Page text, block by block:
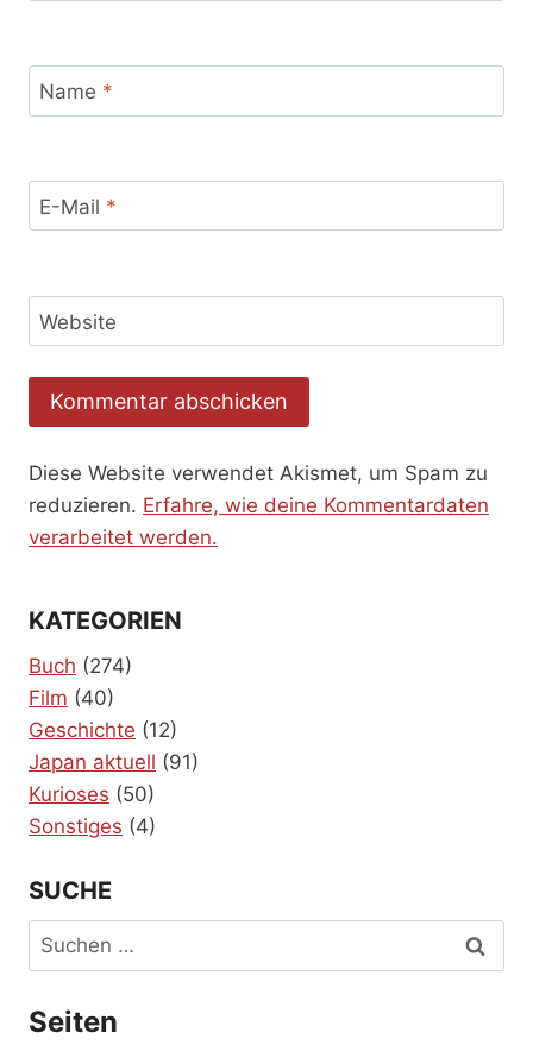
Name *
E-Mail *
Website
Diese Website verwendet Akismet, um Spam zu
reduzieren. Erfahre, wie deine Kommentardaten
verarbeitet werden.
KATEGORIEN
Buch (274)
Film (40)
Geschichte (12)
Japan aktuell (91)
Kurioses (50)
Sonstiges (4)
SUCHE
Suchen
nach:
Seiten